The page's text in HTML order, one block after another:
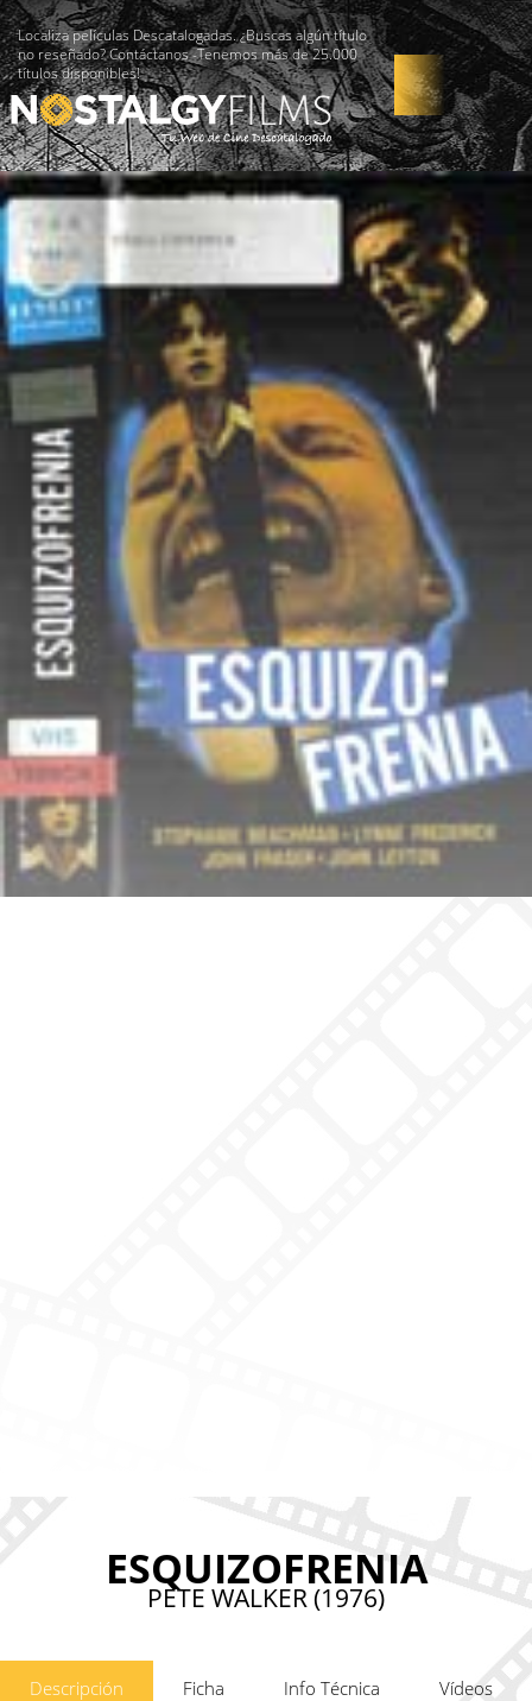
Localiza películas Descatalogadas. ¿Buscas algún título
no reseñado? Contáctanos -Tenemos más de 25.000
títulos disponibles!
ESQUIZOFRENIA
PETE WALKER (1976)
Descripción Ficha Info Técnica Vídeos